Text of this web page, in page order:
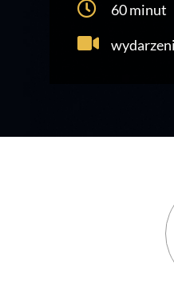
60 minut